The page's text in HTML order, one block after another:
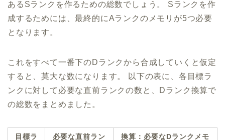
あるSランクを作るための総数でしょう。 Sランクを作
成するためには、最終的にAランクのメモリが5つ必要
となります。
これをすべて一番下のDランクから合成していくと仮定
すると、莫大な数になります。 以下の表に、各目標ラ
ンクに対して必要な直前ランクの数と、Dランク換算で
の総数をまとめました。
目標ラ
必要な直前ラン
換算：必要なDランクメモ